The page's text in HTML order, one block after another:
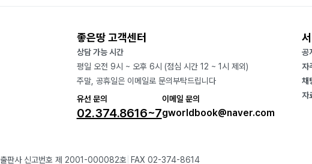
좋은땅 고객센터
상담 가능 시간
평일 오전 9시 ~ 오후 6시 (점심 시간 12 ~ 1시 제외)
주말, 공휴일은 이메일로 문의부탁드립니다
유선 문의
02.374.8616~7
이메일 문의
gworldbook@naver.com
공
자
채
자
출판사 신고번호 제 2001-000082호 FAX 02-374-8614